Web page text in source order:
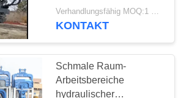
Drehung
Verhandlungsfähig MOQ:1 Satz
KONTAKT
Schmale Raum-
Arbeitsbereiche
hydraulischer